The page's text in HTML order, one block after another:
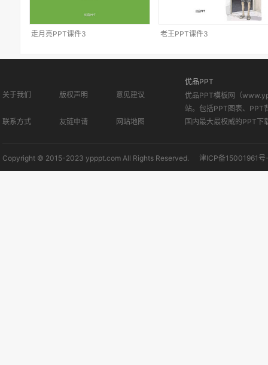
走月亮PPT课件3 老王PPT课件3
关于我们 版权声明 意见建议
联系方式 友链申请 网站地图
优品PPT
优品PPT模板网（
站。包括PPT图表、PPT
国内最大最权威的PPT下
Copyright © 2015-2023 ypppt.com All Rights Reserved. 津ICP备15001961号